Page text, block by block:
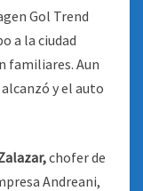
Gol Trend
a la ciudad
familiares. Aun
y el auto
chofer de
Andreani,